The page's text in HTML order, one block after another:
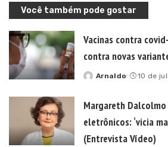
Você também pode gostar
Vacinas contra
contra novas
Posted
Arnaldo 10 de
Margareth
eletrônicos: ‘vicia
(Entrevista Vídeo)